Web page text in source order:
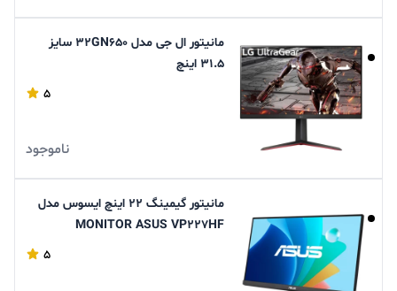
مانیتور ال جی مدل 32GN650 سایز
31.5 اینچ
5
ناموجود
مانیتور گیمینگ 22 اینچ ایسوس مدل
MONITOR ASUS VP227HF
5